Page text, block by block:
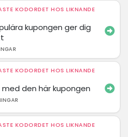
KODORDET HOS LIKNANDE
kupongen ger dig
KODORDET HOS LIKNANDE
med den här kupongen
KODORDET HOS LIKNANDE